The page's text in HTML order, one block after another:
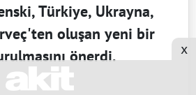
Türkiye, Ukrayna,
oluşan yeni bir
önerdi.
x